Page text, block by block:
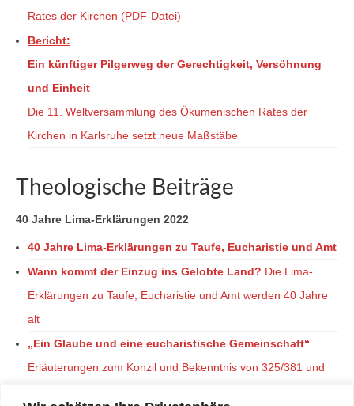
Rates der Kirchen (PDF-Datei)
Bericht:
Ein künftiger Pilgerweg der Gerechtigkeit, Versöhnung
und Einheit
Die 11. Weltversammlung des Ökumenischen Rates der
Kirchen in Karlsruhe setzt neue Maßstäbe
Theologische Beiträge
40 Jahre Lima-Erklärungen 2022
40 Jahre Lima-Erklärungen zu Taufe, Eucharistie und Amt
Wann kommt der Einzug ins Gelobte Land? Die Lima-
Erklärungen zu Taufe, Eucharistie und Amt werden 40 Jahre
alt
„Ein Glaube und eine eucharistische Gemeinschaft“
Erläuterungen zum Konzil und Bekenntnis von 325/381 und